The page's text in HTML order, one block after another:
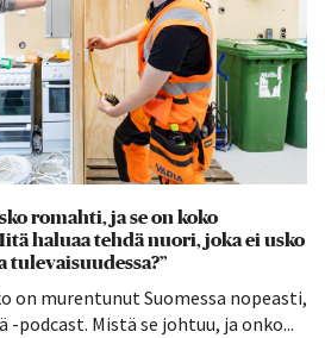
romahti, ja se on koko
haluaa tehdä nuori, joka ei usko
tulevaisuudessa?”
on murentunut Suomessa nopeasti,
-podcast. Mistä se johtuu, ja onko...